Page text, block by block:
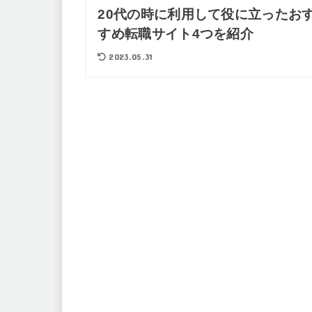
20代の時に利用して役に立ったお
すめ転職サイト4つを紹介
2023.05.31